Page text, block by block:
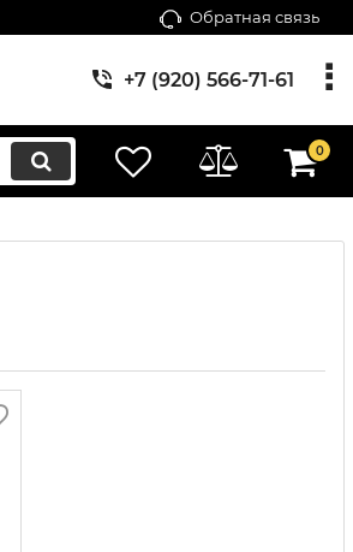
Обратная связь
+7 (920) 566-71-61
0